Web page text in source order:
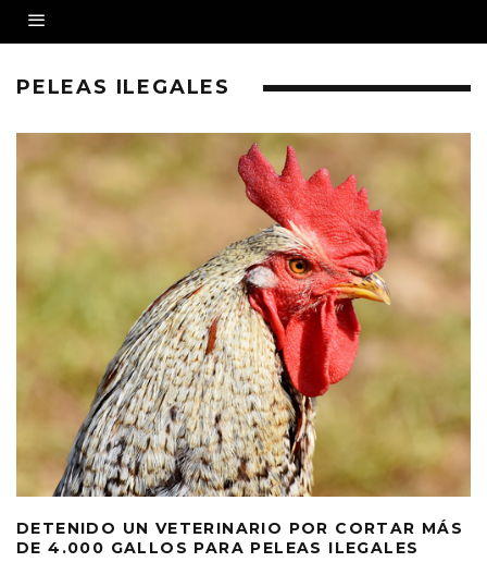
PELEAS ILEGALES
DETENIDO UN VETERINARIO POR CORTAR MÁS
DE 4.000 GALLOS PARA PELEAS ILEGALES